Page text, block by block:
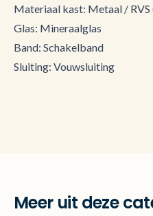
Materiaal kast: Metaal /
Glas: Mineraalglas
Band: Schakelband
Sluiting: Vouwsluiting
Meer uit deze